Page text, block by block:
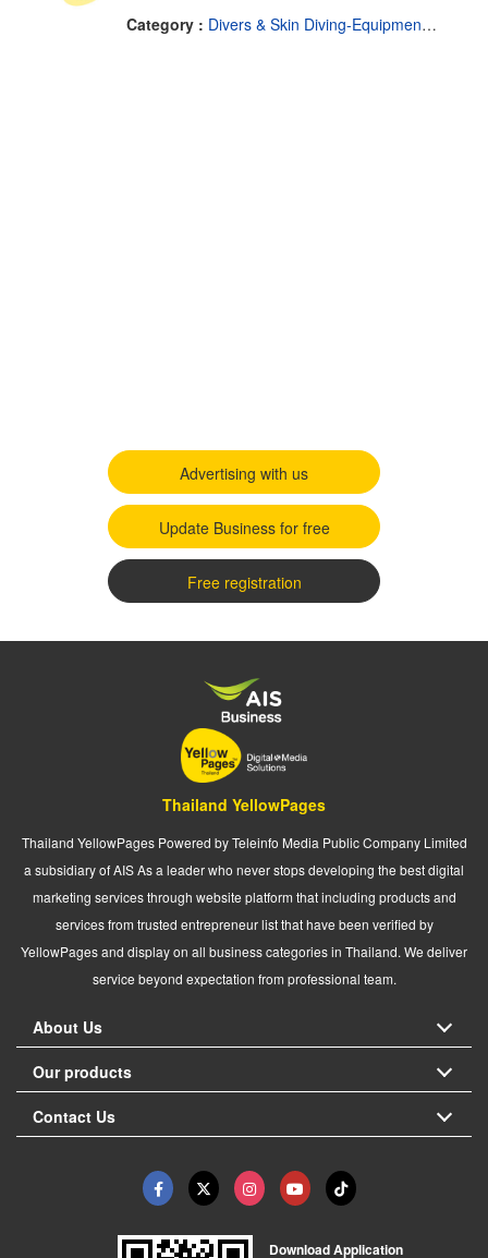
Category : Divers & Skin Diving-Equipment, Supplies & Service
Advertising with us
Update Business for free
Free registration
Thailand YellowPages
Thailand YellowPages Powered by Teleinfo Media Public Company Limited
a subsidiary of AIS As a leader who never stops developing the best digital
marketing services through website platform that including products and
services from trusted entrepreneur list that have been verified by
YellowPages and display on all business categories in Thailand. We deliver
service beyond expectation from professional team.
About Us
Our products
Contact Us
Download Application